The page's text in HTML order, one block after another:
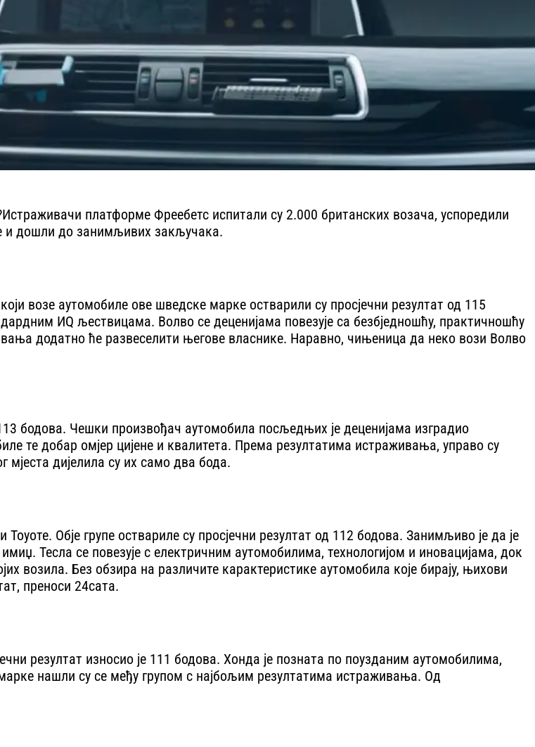
платформе Фреебетс испитали су 2.000 британских возача, успоредили
и дошли до занимљивих закључака.
возе аутомобиле ове шведске марке остварили су просјечни резултат од 115
ИQ љествицама. Волво се деценијама повезује са безбједношћу, практичношћу
додатно ће развеселити његове власнике. Наравно, чињеница да неко вози Волво
бодова. Чешки произвођач аутомобила посљедњих је деценијама изградио
те добар омјер цијене и квалитета. Према резултатима истраживања, управо су
дијелила су их само два бода.
Обје групе оствариле су просјечни резултат од 112 бодова. Занимљиво је да је
Тесла се повезује с електричним аутомобилима, технологијом и иновацијама, док
возила. Без обзира на различите карактеристике аутомобила које бирају, њихови
преноси 24сата.
резултат износио је 111 бодова. Хонда је позната по поузданим аутомобилима,
нашли су се међу групом с најбољим резултатима истраживања. Од